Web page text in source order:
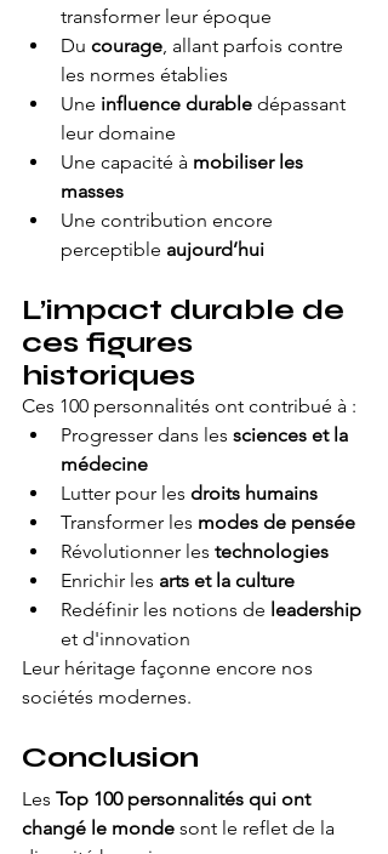
transformer leur époque
Du courage , allant parfois contre
les normes établies
Une influence durable dépassant
leur domaine
Une capacité à mobiliser les
masses
Une contribution encore
perceptible aujourd’hui
L’impact durable de
ces figures
historiques
Ces 100 personnalités ont contribué à :
Progresser dans les sciences et la
médecine
Lutter pour les droits humains
Transformer les modes de pensée
Révolutionner les technologies
Enrichir les arts et la culture
Redéfinir les notions de leadership
et d'innovation
Leur héritage façonne encore nos
sociétés modernes.
Conclusion
Les Top 100 personnalités qui ont
changé le monde sont le reflet de la